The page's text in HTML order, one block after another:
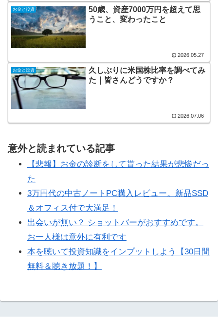
お金と投資
50歳、資産7000万円を超えて思
うこと、変わったこと
2026.05.27
お金と投資
久しぶりに米国株比率を調べてみ
た｜皆さんどうですか？
2026.07.06
意外と読まれている記事
【悲報】お金の診断をして貰った結果が悲惨だっ
た
3万円代の中古ノートPC購入レビュー。新品SSD
＆オフィス付で大満足！
出会いが無い？ ショットバーがおすすめです。
お一人様は意外に有利です
本を聴いて投資知識をインプットしよう【30日間
無料＆聴き放題！】